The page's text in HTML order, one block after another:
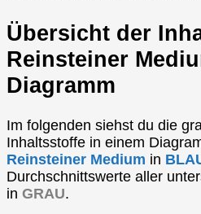
Übersicht der
Reinsteiner
Diagramm
Im folgenden siehst du die
Inhaltsstoffe in einem
Reinsteiner Medium in
Durchschnittswerte aller
in GRAU.